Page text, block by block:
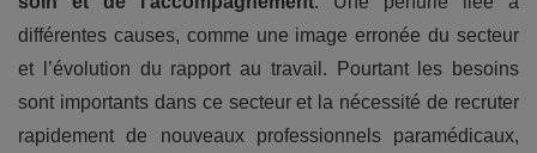
différentes causes, comme une image erronée du secteur
et l’évolution du rapport au travail. Pourtant les besoins
sont importants dans ce secteur et la nécessité de recruter
rapidement de nouveaux professionnels paramédicaux,